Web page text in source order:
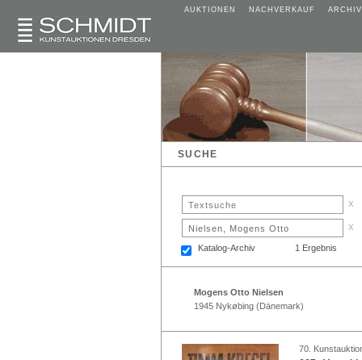
AUKTIONEN NACHVERKAUF ARCHIV
SUCHE
x
x
Katalog-Archiv 1 Ergebnis
Mogens Otto Nielsen
1945 Nykøbing (Dänemark)
70.